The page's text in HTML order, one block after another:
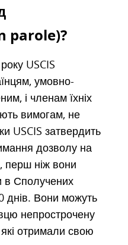
parole)?
USCIS
умовно-
і членам їхніх
вимогам, не
USCIS затвердить
дозволу на
перш ніж вони
в Сполучених
днів. Вони можуть
непрострочену
отримали свою